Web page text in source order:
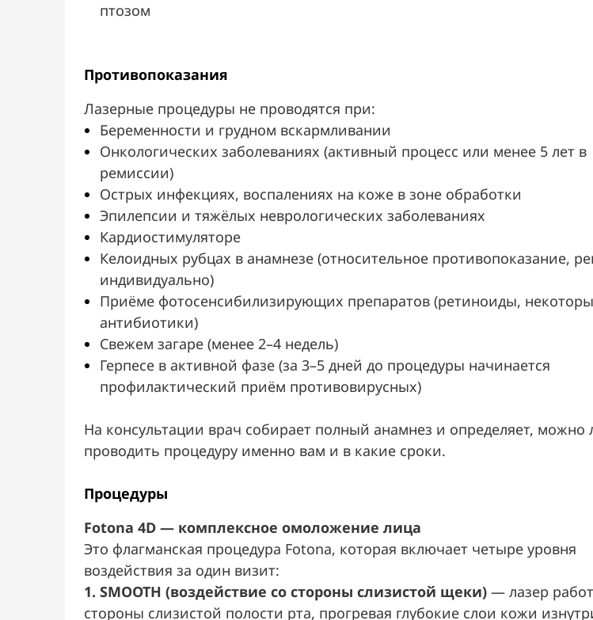
птозом
Противопоказания
Лазерные процедуры не проводятся при:
Беременности и грудном вскармливании
Онкологических заболеваниях (активный процесс или менее 5 лет в
ремиссии)
Острых инфекциях, воспалениях на коже в зоне обработки
Эпилепсии и тяжёлых неврологических заболеваниях
Кардиостимуляторе
Келоидных рубцах в анамнезе (относительное противопоказание,
индивидуально)
Приёме фотосенсибилизирующих препаратов (ретиноиды,
антибиотики)
Свежем загаре (менее 2–4 недель)
Герпесе в активной фазе (за 3–5 дней до процедуры начинается
профилактический приём противовирусных)
На консультации врач собирает полный анамнез и определяет, можно
проводить процедуру именно вам и в какие сроки.
Процедуры
Fotona 4D — комплексное омоложение лица
Это флагманская процедура Fotona, которая включает четыре уровня
воздействия за один визит:
1. SMOOTH (воздействие со стороны слизистой щеки) — лазер
стороны слизистой полости рта, прогревая глубокие слои кожи